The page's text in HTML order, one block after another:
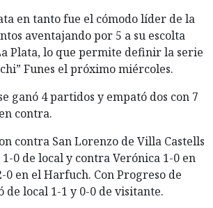
en tanto fue el cómodo líder de la
aventajando por 5 a su escolta
Plata, lo que permite definir la serie
Funes el próximo miércoles.
ganó 4 partidos y empató dos con 7
contra.
contra San Lorenzo de Villa Castells
0 de local y contra Verónica 1-0 en
en el Harfuch. Con Progreso de
de local 1-1 y 0-0 de visitante.